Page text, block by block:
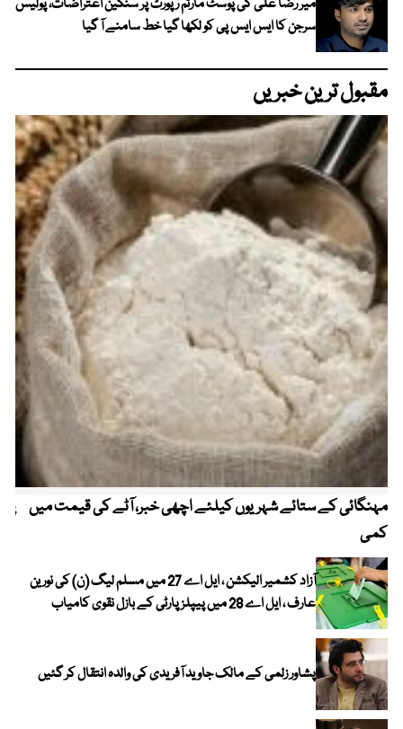
میر رضا علی کی پوسٹ مارٹم رپورٹ پر سنگین اعتراضات، پولیس
سرجن کا ایس ایس پی کو لکھا گیا خط سامنے آ گیا
مقبول ترین خبریں
مہنگائی کے ستائے شہریوں کیلئے اچھی خبر، آٹے کی قیمت میں
کمی
آزاد کشمیر الیکشن ، ایل اے 27 میں مسلم لیگ (ن) کی نورین
عارف ، ایل اے 28 میں پیپلز پارٹی کے بازل نقوی کامیاب
پشاور زلمی کے مالک جاوید آفریدی کی والدہ انتقال کر گئیں